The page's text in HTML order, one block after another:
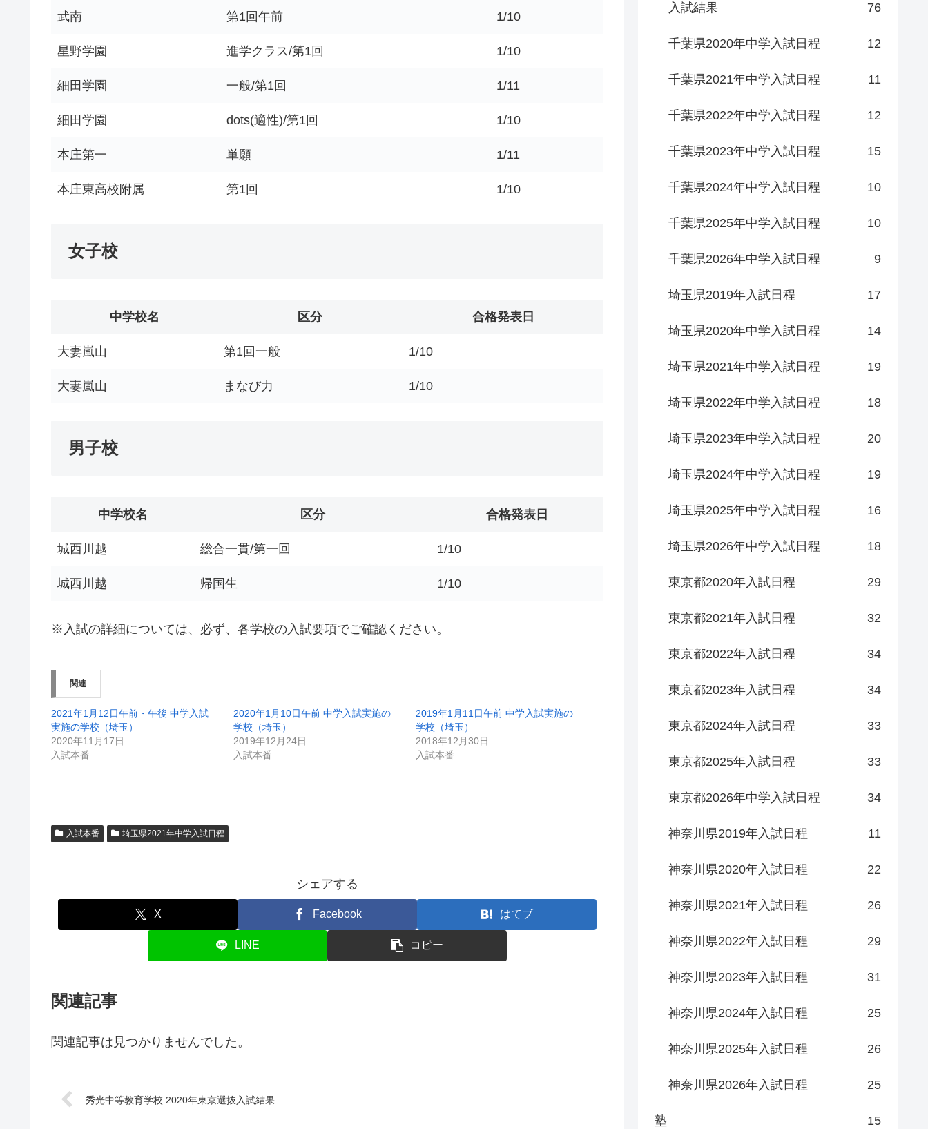
武南 第1回午前 1/10
星野学園 進学クラス/第1回 1/10
細田学園 一般/第1回 1/11
細田学園 dots(適性)/第1回 1/10
本庄第一 単願 1/11
本庄東高校附属 第1回 1/10
女子校
中学校名 区分 合格発表日
大妻嵐山 第1回一般 1/10
大妻嵐山 まなび力 1/10
男子校
中学校名 区分 合格発表日
城西川越 総合一貫/第一回 1/10
城西川越 帰国生 1/10
※入試の詳細については、必ず、各学校の入試要項でご確認ください。
関連
2021年1月12日午前・午後 中学入試
実施の学校（埼玉）
2020年11月17日
入試本番
2020年1月10日午前 中学入試実施の
学校（埼玉）
2019年12月24日
入試本番
2019年1月11日午前 中学入試実施の
学校（埼玉）
2018年12月30日
入試本番
入試本番 埼玉県2021年中学入試日程
シェアする
X Facebook はてブ
LINE コピー
関連記事
関連記事は見つかりませんでした。
秀光中等教育学校 2020年東京選抜入試結果
入試結果 76
千葉県2020年中学入試日程 12
千葉県2021年中学入試日程 11
千葉県2022年中学入試日程 12
千葉県2023年中学入試日程 15
千葉県2024年中学入試日程 10
千葉県2025年中学入試日程 10
千葉県2026年中学入試日程 9
埼玉県2019年入試日程 17
埼玉県2020年中学入試日程 14
埼玉県2021年中学入試日程 19
埼玉県2022年中学入試日程 18
埼玉県2023年中学入試日程 20
埼玉県2024年中学入試日程 19
埼玉県2025年中学入試日程 16
埼玉県2026年中学入試日程 18
東京都2020年入試日程 29
東京都2021年入試日程 32
東京都2022年入試日程 34
東京都2023年入試日程 34
東京都2024年入試日程 33
東京都2025年入試日程 33
東京都2026年中学入試日程 34
神奈川県2019年入試日程 11
神奈川県2020年入試日程 22
神奈川県2021年入試日程 26
神奈川県2022年入試日程 29
神奈川県2023年入試日程 31
神奈川県2024年入試日程 25
神奈川県2025年入試日程 26
神奈川県2026年入試日程 25
塾 15